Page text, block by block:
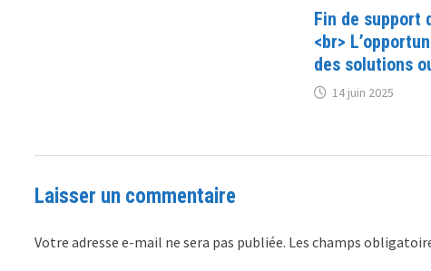
Fin de support
<br>
des solutions
14 juin 2025
Laisser un commentaire
Votre adresse e-mail ne sera pas publiée. Les champs